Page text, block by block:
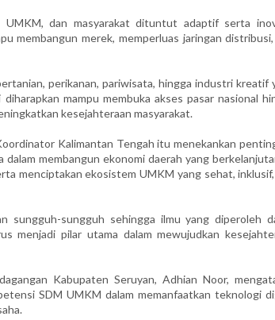
dan masyarakat dituntut adaptif serta
membangun merek, memperluas jaringan
perikanan, pariwisata, hingga industri kreatif
mampu membuka akses pasar nasional
kesejahteraan masyarakat.
Kalimantan Tengah itu menekankan
membangun ekonomi daerah yang
menciptakan ekosistem UMKM yang sehat,
sungguh-sungguh sehingga ilmu yang diperoleh
menjadi pilar utama dalam mewujudkan
Kabupaten Seruyan, Adhian Noor,
SDM UMKM dalam memanfaatkan teknologi